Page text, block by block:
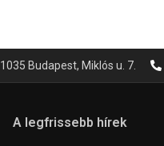
1035 Budapest, Miklós u. 7.
A legfrissebb hírek